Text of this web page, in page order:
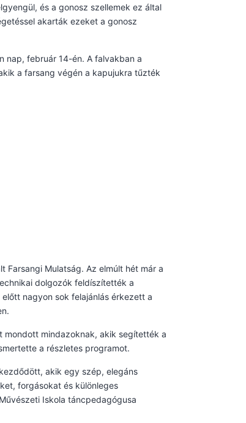
és a gonosz szellemek ez által
akarták ezeket a gonosz
nap, február 14-én. A falvakban a
a farsang végén a kapujukra tűzték
Farsangi Mulatság. Az elmúlt hét már a
dolgozók feldíszítették a
nagyon sok felajánlás érkezett a
mondott mindazoknak, akik segítették a
a részletes programot.
akik egy szép, elegáns
forgásokat és különleges
Iskola táncpedagógusa